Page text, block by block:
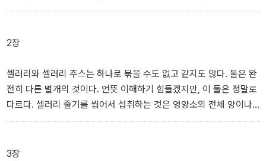
정보가 담겨 있다. 9장은 셀러리나 셀러리 주스를 구할 수 없는 상황
에서 셀러리 주스를 대체할 방법을 담았다. 그리고 마지막 10장 ‘전
세계에 이는 치유 운동’에서는 저자 자신이 어떻게 이 모든 정보를 알
있는 그 셀러리 주스가 그렇다는 말이다.…… 셀러리는 우리가 상상하
리의 삶에 제대로 적용시킬 수 있다면 말이다.
맨 처음 신God이 나에게 셀러리 주스를 권하도록 알려준 것은 1975
년이다. 가족 중의 한 명이 계단에서 떨어져 등에 심한 부상을 입은 일
이 있었는데, 셀러리 주스로 그 염증을 다스리게끔 알려주신 것이다.
시 셀러리 주스를 마시도록 한 일도 뚜렷하게 기억한다.
2장
셀러리와 셀러리 주스는 하나로 묶을 수도 없고 같지도 않다. 둘은 완
전히 다른 별개의 것이다. 언뜻 이해하기 힘들겠지만, 이 둘은 정말로
다르다. 셀러리 줄기를 씹어서 섭취하는 것은 영양소의 전체 양이나
효능의 발현 면에서 셀러리를 갈아 주스로 마시는 것과 견줄 수 없다.
생 셀러리 주스는 너무나 단순해서 사업 규모를 늘리거나 이윤을 만
3장